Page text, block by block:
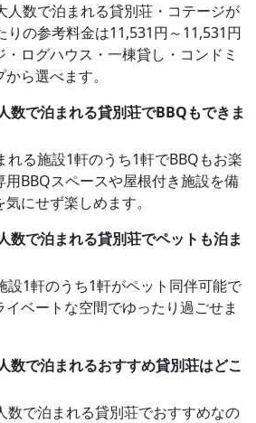
人数で泊まれる貸別荘・コテージが
りの参考料金は11,531円～11,531円
ログハウス・一棟貸し・コンドミ
ら選べます。
数で泊まれる貸別荘でBBQもできま
れる施設1軒のうち1軒でBBQもお楽
用BBQスペースや屋根付き施設を備
にせず楽しめます。
数で泊まれる貸別荘でペットも泊ま
設1軒のうち1軒がペット同伴可能で
ベートな空間でゆったり過ごせま
数で泊まれるおすすめ貸別荘はどこ
数で泊まれる貸別荘でおすすめなの